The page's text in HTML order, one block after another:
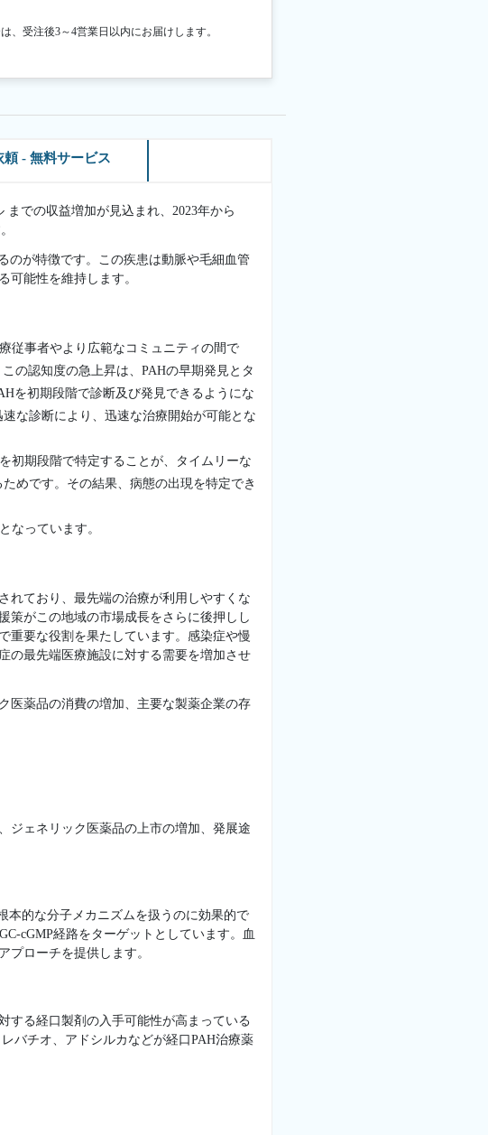
、受注後3～4営業日以内にお届けします。
頼 - 無料サービス
までの収益増加が見込まれ、2023年から
のが特徴です。この疾患は動脈や毛細血管
可能性を維持します。
従事者やより広範なコミュニティの間で
の認知度の急上昇は、PAHの早期発見とタ
を初期段階で診断及び発見できるようにな
な診断により、迅速な治療開始が可能とな
初期段階で特定することが、タイムリーな
めです。その結果、病態の出現を特定でき
なっています。
れており、最先端の治療が利用しやすくな
策がこの地域の市場成長をさらに後押しし
重要な役割を果たしています。感染症や慢
の最先端医療施設に対する需要を増加させ
医薬品の消費の増加、主要な製薬企業の存
ジェネリック医薬品の上市の増加、発展途
本的な分子メカニズムを扱うのに効果的で
cGMP経路をターゲットとしています。血
プローチを提供します。
する経口製剤の入手可能性が高まっている
バチオ、アドシルカなどが経口PAH治療薬